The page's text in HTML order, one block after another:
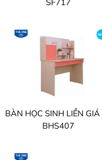
SF717
BHS407